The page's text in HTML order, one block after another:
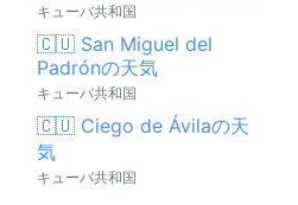
キューバ共和国
🇨🇺 San Miguel del
Padrónの天気
キューバ共和国
🇨🇺 Ciego de Ávilaの天
気
キューバ共和国